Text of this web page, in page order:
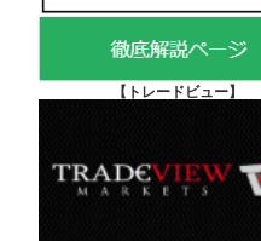
【 トレードビュー】